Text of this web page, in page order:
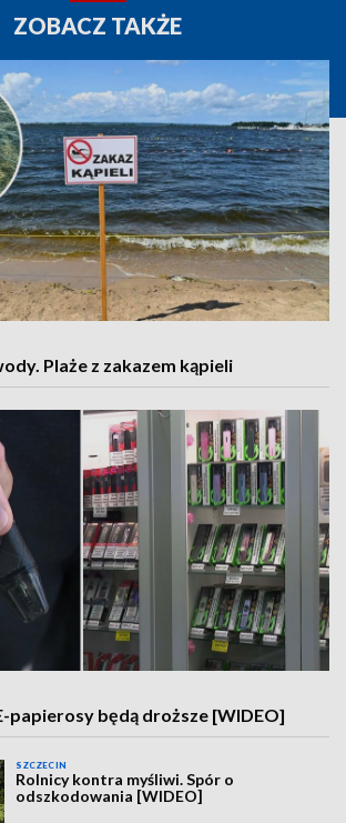
ZOBACZ TAKŻE
Plaże z zakazem kąpieli
papierosy będą droższe [WIDEO]
SZCZECIN
Rolnicy kontra myśliwi. Spór o
odszkodowania [WIDEO]